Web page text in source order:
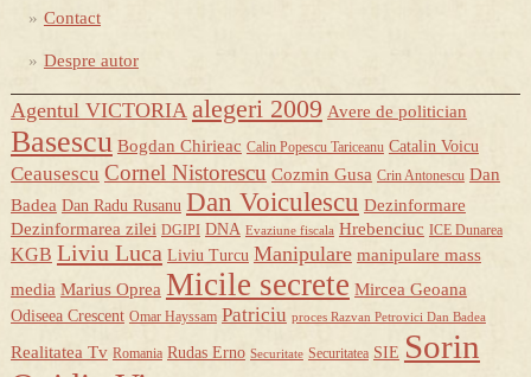
Contact
Despre autor
Agentul VICTORIA alegeri 2009 Avere de politician
Basescu Bogdan Chirieac Calin Popescu Tariceanu Catalin Voicu
Ceausescu Cornel Nistorescu Cozmin Gusa Crin Antonescu Dan
Badea Dan Radu Rusanu Dan Voiculescu Dezinformare
Dezinformarea zilei DGIPI DNA Evaziune fiscala Hrebenciuc ICE Dunarea
KGB Liviu Luca Liviu Turcu Manipulare manipulare mass
media Marius Oprea Micile secrete Mircea Geoana
Odiseea Crescent Omar Hayssam Patriciu proces Razvan Petrovici Dan Badea
Realitatea Tv Romania Rudas Erno Securitate Securitatea SIE Sorin